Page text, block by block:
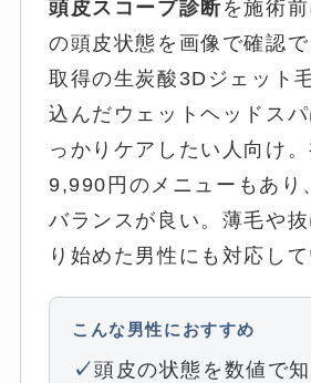
頭皮スコープ診断を施術
の頭皮状態を画像で確認
取得の生炭酸3Dジェット
込んだウェットヘッドス
っかりケアしたい人向け
9,990円のメニューもあり
バランスが良い。薄毛や
り始めた男性にも対応して
こんな男性におすすめ
頭皮の状態を数値で